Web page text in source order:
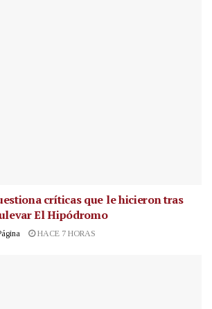
críticas que le hicieron tras
El Hipódromo
HACE 7 HORAS